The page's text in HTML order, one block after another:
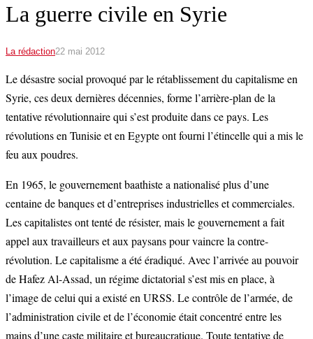
La guerre civile en Syrie
La rédaction22 mai 2012
Le désastre social provoqué par le rétablissement du capitalisme en
Syrie, ces deux dernières décennies, forme l’arrière-plan de la
tentative révolutionnaire qui s’est produite dans ce pays. Les
révolutions en Tunisie et en Egypte ont fourni l’étincelle qui a mis le
feu aux poudres.
En 1965, le gouvernement baathiste a nationalisé plus d’une
centaine de banques et d’entreprises industrielles et commerciales.
Les capitalistes ont tenté de résister, mais le gouvernement a fait
appel aux travailleurs et aux paysans pour vaincre la contre-
révolution. Le capitalisme a été éradiqué. Avec l’arrivée au pouvoir
de Hafez Al-Assad, un régime dictatorial s’est mis en place, à
l’image de celui qui a existé en URSS. Le contrôle de l’armée, de
l’administration civile et de l’économie était concentré entre les
mains d’une caste militaire et bureaucratique. Toute tentative de